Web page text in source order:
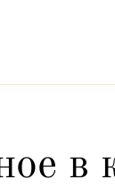
в